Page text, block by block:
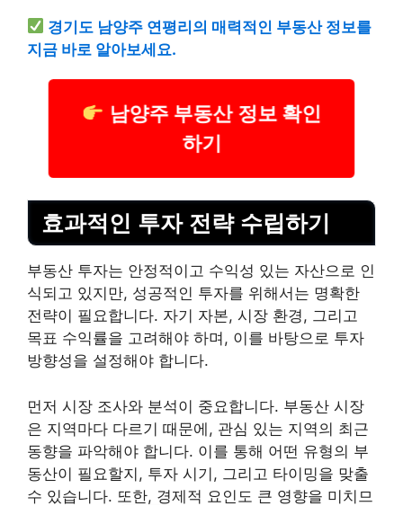
경기도 남양주 연평리의 매력적인 부동산 정보를
지금 바로 알아보세요.
남양주 부동산 정보 확인
하기
효과적인 투자 전략 수립하기
부동산 투자는 안정적이고 수익성 있는 자산으로 인
식되고 있지만, 성공적인 투자를 위해서는 명확한
전략이 필요합니다. 자기 자본, 시장 환경, 그리고
목표 수익률을 고려해야 하며, 이를 바탕으로 투자
방향성을 설정해야 합니다.
먼저 시장 조사와 분석이 중요합니다. 부동산 시장
은 지역마다 다르기 때문에, 관심 있는 지역의 최근
동향을 파악해야 합니다. 이를 통해 어떤 유형의 부
동산이 필요할지, 투자 시기, 그리고 타이밍을 맞출
수 있습니다. 또한, 경제적 요인도 큰 영향을 미치므